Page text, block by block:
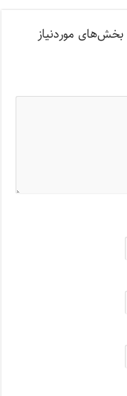
بخش‌های موردنیاز